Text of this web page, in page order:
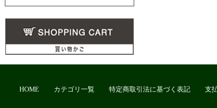
HOME カテゴリ一覧 特定商取引法に基づく表記 支